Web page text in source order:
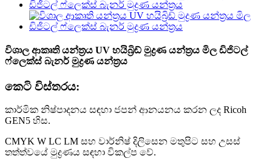
විශාල ආකෘති යන්ත්‍රය UV හයිබ්‍රිඩ් මුද්‍රණ යන්ත්‍රය මිල ඩිජිටල්
ෆ්ලෙක්ස් බැනර් මුද්‍රණ යන්ත්‍රය
කෙටි විස්තරය:
කාර්මික නිෂ්පාදනය සඳහා ජපන් ආනයනය කරන ලද Ricoh
GEN5 හිස.
CMYK W LC LM සහ වාර්නිෂ් දිලිසෙන මතුපිට සහ උසස්
තත්ත්වයේ මුද්‍රණය සඳහා විකල්ප වේ.